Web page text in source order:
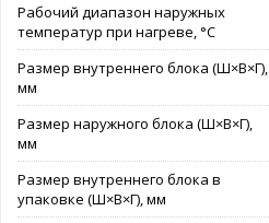
Рабочий диапазон наружных
температур при нагреве, °C
Размер внутреннего блока (Ш×В×Г),
мм
Размер наружного блока (Ш×В×Г),
мм
Размер внутреннего блока в
упаковке (Ш×В×Г), мм